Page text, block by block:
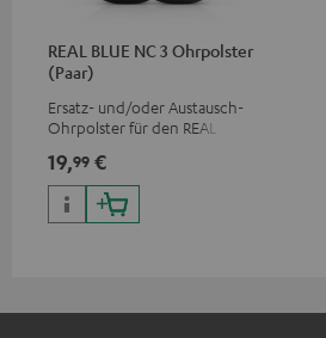
REAL BLUE NC 3 Ohrpolster
(Paar)
Ersatz- und/oder Austausch-
Ohrpolster für den REAL BLUE
19,99 €